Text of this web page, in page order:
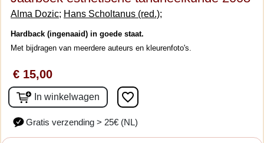
Alma Dozic; Hans Scholtanus (red.);
Hardback (ingenaaid) in goede staat.
Met bijdragen van meerdere auteurs en kleurenfoto's.
€ 15,00
In winkelwagen favorite_border
Gratis verzending > 25€ (NL)